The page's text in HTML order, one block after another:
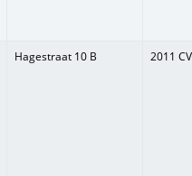
Hagestraat 10 B 2011 CV